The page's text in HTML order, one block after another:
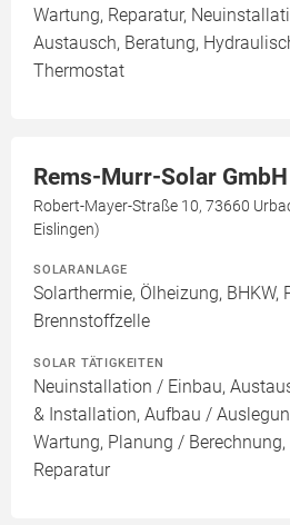
Wartung, Reparatur,
Austausch, Beratung,
Thermostat
Rems-Murr-Solar GmbH
Robert-Mayer-Straße 10, 73660
Eislingen)
SOLARANLAGE
Solarthermie, Ölheizung, BHKW,
Brennstoffzelle
SOLAR TÄTIGKEITEN
Neuinstallation / Einbau,
& Installation, Aufbau /
Wartung, Planung /
Reparatur